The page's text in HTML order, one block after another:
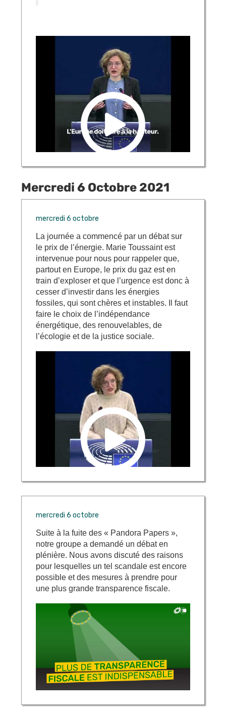
Mercredi 6 Octobre 2021
mercredi 6 octobre
La journée a commencé par un débat sur
le prix de l’énergie. Marie Toussaint est
intervenue pour nous pour rappeler que,
partout en Europe, le prix du gaz est en
train d’exploser et que l’urgence est donc à
cesser d’investir dans les énergies
fossiles, qui sont chères et instables. Il faut
faire le choix de l’indépendance
énergétique, des renouvelables, de
l’écologie et de la justice sociale.
mercredi 6 octobre
Suite à la fuite des « Pandora Papers »,
notre groupe a demandé un débat en
plénière. Nous avons discuté des raisons
pour lesquelles un tel scandale est encore
possible et des mesures à prendre pour
une plus grande transparence fiscale.